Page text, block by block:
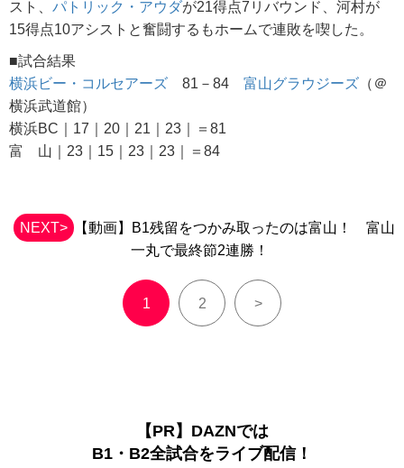
スト、 パトリック・アウダが21得点7リバウンド、河村が
15得点10アシストと奮闘するもホームで連敗を喫した。
■試合結果
横浜ビー・コルセアーズ 81－84 富山グラウジーズ （＠
横浜武道館）
横浜BC｜17｜20｜21｜23｜＝81
富 山｜23｜15｜23｜23｜＝84
NEXT>
【動画】B1残留をつかみ取ったのは富山！ 富山
一丸で最終節2連勝！
1 2 >
【PR】DAZNでは
B1・B2全試合をライブ配信！